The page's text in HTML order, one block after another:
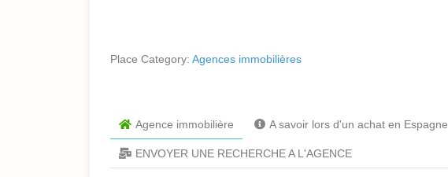
Place Category: Agences immobilières
Agence immobilière A savoir lors d'un achat en Espagne
ENVOYER UNE RECHERCHE A L'AGENCE